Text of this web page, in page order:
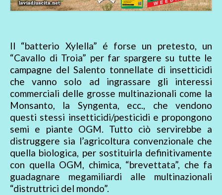
Il “batterio Xylella” é forse un pretesto, un
“Cavallo di Troia” per far spargere su tutte le
campagne del Salento tonnellate di insetticidi
che vanno solo ad ingrassare gli interessi
commerciali delle grosse multinazionali come la
Monsanto, la Syngenta, ecc., che vendono
questi stessi insetticidi/pesticidi e propongono
semi e piante OGM. Tutto ciò servirebbe a
distruggere sia l’agricoltura convenzionale che
quella biologica, per sostituirla definitivamente
con quella OGM, chimica, “brevettata”, che fa
guadagnare megamiliardi alle multinazionali
“distruttrici del mondo”.